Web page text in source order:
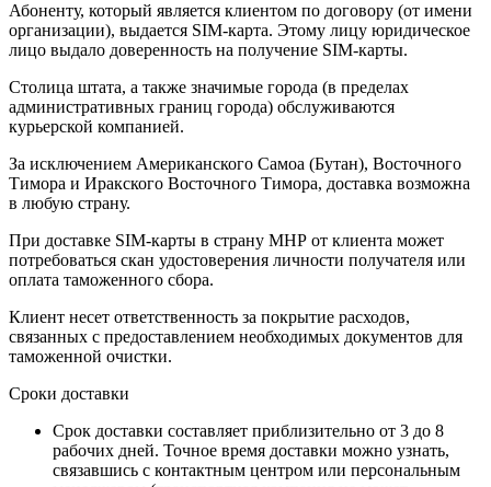
Абоненту, который является клиентом по договору (от имени
организации), выдается SIM-карта. Этому лицу юридическое
лицо выдало доверенность на получение SIM-карты.
Столица штата, а также значимые города (в пределах
административных границ города) обслуживаются
курьерской компанией.
За исключением Американского Самоа (Бутан), Восточного
Тимора и Иракского Восточного Тимора, доставка возможна
в любую страну.
При доставке SIM-карты в страну МНР от клиента может
потребоваться скан удостоверения личности получателя или
оплата таможенного сбора.
Клиент несет ответственность за покрытие расходов,
связанных с предоставлением необходимых документов для
таможенной очистки.
Сроки доставки
Срок доставки составляет приблизительно от 3 до 8
рабочих дней. Точное время доставки можно узнать,
связавшись с контактным центром или персональным